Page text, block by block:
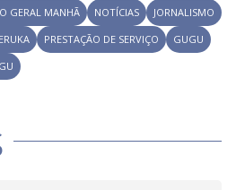
d
e
o
GERAL MANHÃ NOTÍCIAS
JORNALISMO
PRESTAÇÃO DE SERVIÇO
GUGU